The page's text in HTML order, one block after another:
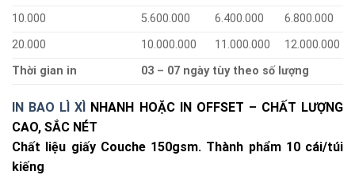
10.000
5.600.000 6.400.000
6.800.000
20.000
10.000.000 11.000.000
12.000.000
Thời gian in
03 – 07 ngày tùy theo số lượng
IN BAO LÌ XÌ NHANH HOẶC IN OFFSET – CHẤT LƯỢNG
CAO, SẮC NÉT
Chất liệu giấy Couche 150gsm. Thành phẩm 10 cái/túi
kiếng